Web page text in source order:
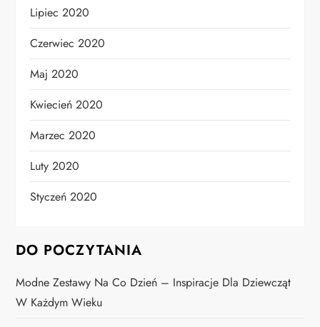
Lipiec 2020
Czerwiec 2020
Maj 2020
Kwiecień 2020
Marzec 2020
Luty 2020
Styczeń 2020
DO POCZYTANIA
Modne Zestawy Na Co Dzień – Inspiracje Dla Dziewcząt
W Każdym Wieku